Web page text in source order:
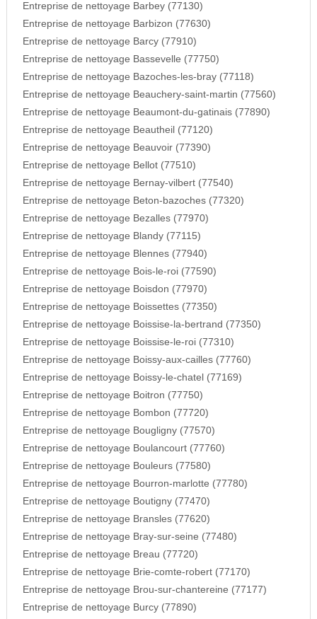
Entreprise de nettoyage Barbey (77130)
Entreprise de nettoyage Barbizon (77630)
Entreprise de nettoyage Barcy (77910)
Entreprise de nettoyage Bassevelle (77750)
Entreprise de nettoyage Bazoches-les-bray (77118)
Entreprise de nettoyage Beauchery-saint-martin (77560)
Entreprise de nettoyage Beaumont-du-gatinais (77890)
Entreprise de nettoyage Beautheil (77120)
Entreprise de nettoyage Beauvoir (77390)
Entreprise de nettoyage Bellot (77510)
Entreprise de nettoyage Bernay-vilbert (77540)
Entreprise de nettoyage Beton-bazoches (77320)
Entreprise de nettoyage Bezalles (77970)
Entreprise de nettoyage Blandy (77115)
Entreprise de nettoyage Blennes (77940)
Entreprise de nettoyage Bois-le-roi (77590)
Entreprise de nettoyage Boisdon (77970)
Entreprise de nettoyage Boissettes (77350)
Entreprise de nettoyage Boissise-la-bertrand (77350)
Entreprise de nettoyage Boissise-le-roi (77310)
Entreprise de nettoyage Boissy-aux-cailles (77760)
Entreprise de nettoyage Boissy-le-chatel (77169)
Entreprise de nettoyage Boitron (77750)
Entreprise de nettoyage Bombon (77720)
Entreprise de nettoyage Bougligny (77570)
Entreprise de nettoyage Boulancourt (77760)
Entreprise de nettoyage Bouleurs (77580)
Entreprise de nettoyage Bourron-marlotte (77780)
Entreprise de nettoyage Boutigny (77470)
Entreprise de nettoyage Bransles (77620)
Entreprise de nettoyage Bray-sur-seine (77480)
Entreprise de nettoyage Breau (77720)
Entreprise de nettoyage Brie-comte-robert (77170)
Entreprise de nettoyage Brou-sur-chantereine (77177)
Entreprise de nettoyage Burcy (77890)